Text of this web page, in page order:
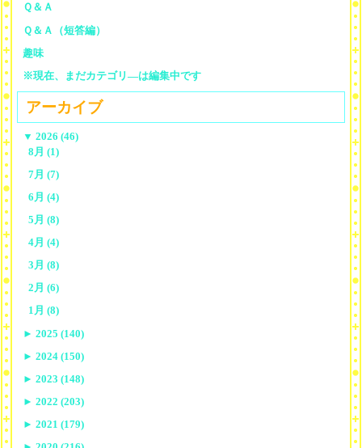
Ｑ＆Ａ
Ｑ＆Ａ（短答編）
趣味
※現在、まだカテゴリ—は編集中です
アーカイブ
▼ 2026 (46)
8月 (1)
7月 (7)
6月 (4)
5月 (8)
4月 (4)
3月 (8)
2月 (6)
1月 (8)
► 2025 (140)
► 2024 (150)
► 2023 (148)
► 2022 (203)
► 2021 (179)